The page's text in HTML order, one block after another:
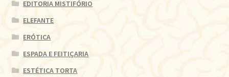
EDITORIA MISTIFÓRIO
ELEFANTE
ERÓTICA
ESPADA E FEITIÇARIA
ESTÉTICA TORTA